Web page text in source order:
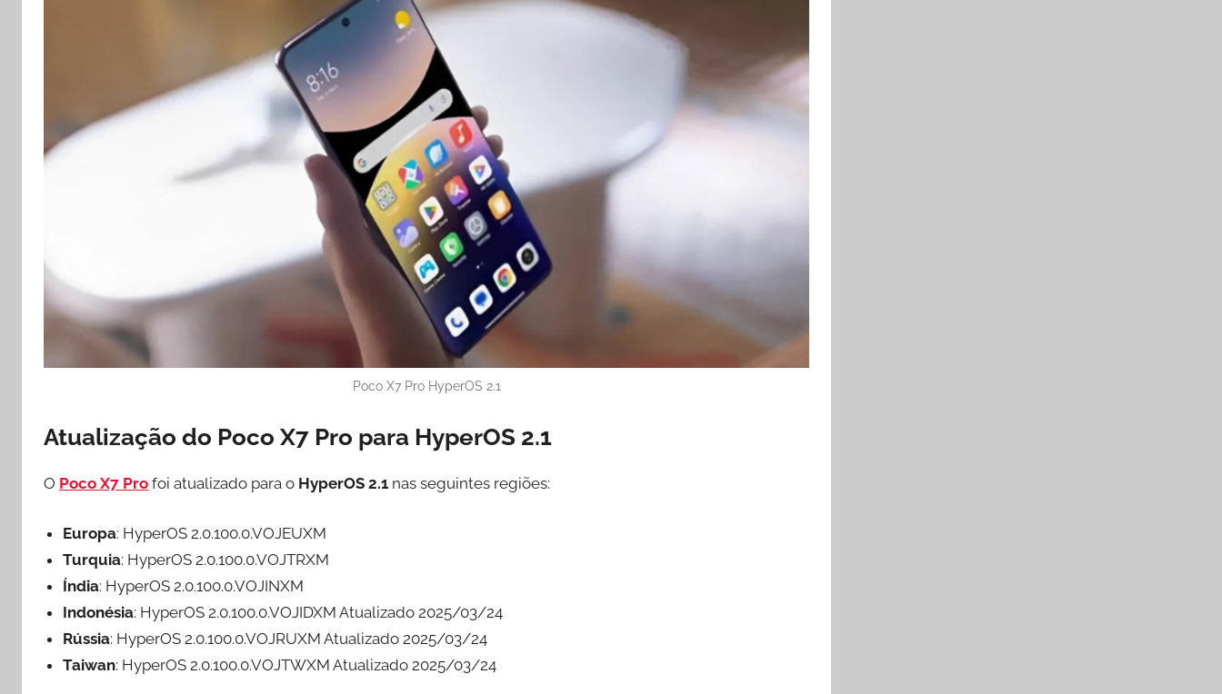
Poco X7 Pro HyperOS 2.1
Atualização do Poco X7 Pro para HyperOS 2.1
O Poco X7 Pro foi atualizado para o HyperOS 2.1 nas seguintes regiões:
Europa: HyperOS 2.0.100.0.VOJEUXM
Turquia: HyperOS 2.0.100.0.VOJTRXM
Índia: HyperOS 2.0.100.0.VOJINXM
Indonésia: HyperOS 2.0.100.0.VOJIDXM Atualizado 2025/03/24
Rússia: HyperOS 2.0.100.0.VOJRUXM Atualizado 2025/03/24
Taiwan: HyperOS 2.0.100.0.VOJTWXM Atualizado 2025/03/24